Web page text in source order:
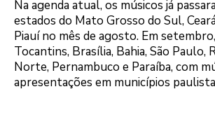
Na agenda atual, os músicos já
estados do Mato Grosso do Sul,
Piauí no mês de agosto. Em
Tocantins, Brasília, Bahia, São Paulo,
Norte, Pernambuco e Paraíba, com
apresentações em municípios